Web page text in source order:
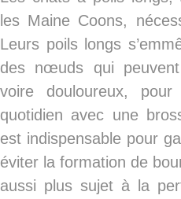
les Maine Coons,
Leurs poils longs
des nœuds qui peuvent
voire douloureux,
quotidien avec une
est indispensable pour
éviter la formation de
aussi plus sujet à la